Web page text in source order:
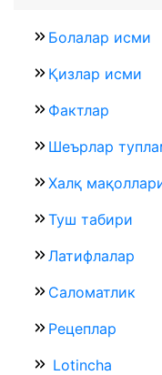
Болалар исми
Қизлар исми
Фактлар
Шеърлар
Халқ
Туш табири
Латифлалар
Саломатлик
Рецеплар
Lotincha